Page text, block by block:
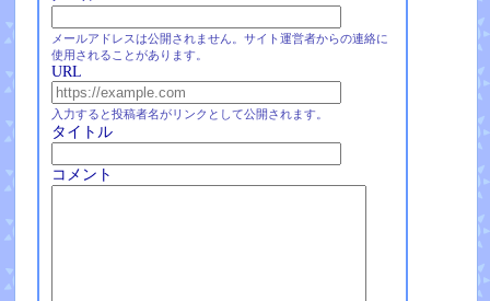
メールアドレスは公開されません。サイト運営者からの連絡に
使用されることがあります。
URL
入力すると投稿者名がリンクとして公開されます。
タイトル
コメント